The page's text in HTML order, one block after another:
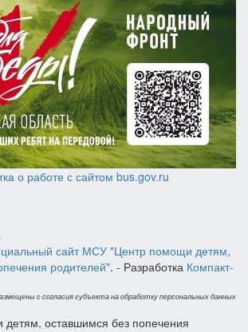
о работе с сайтом bus.gov.ru
сайт МСУ "Центр помощи детям,
родителей". - Разработка Компакт-
с согласия субъекта на обработку персональных данных
оставшимся без попечения